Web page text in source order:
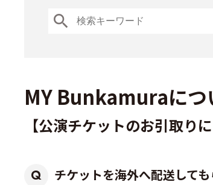
search
MY Bunkamuraにつ
【公演チケットのお引取りに
Q チケットを海外へ配送して